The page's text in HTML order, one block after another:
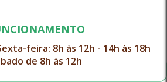
feira: 8h às 12h - 14h às 18h
de 8h às 12h